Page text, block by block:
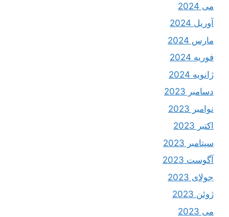
می 2024
آوریل 2024
مارس 2024
فوریه 2024
ژانویه 2024
دسامبر 2023
نوامبر 2023
اکتبر 2023
سپتامبر 2023
آگوست 2023
جولای 2023
ژوئن 2023
می 2023